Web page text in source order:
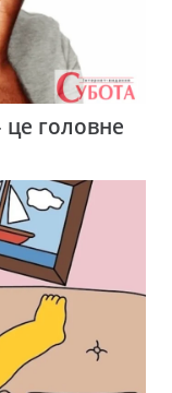
це головне